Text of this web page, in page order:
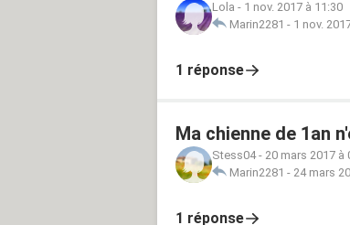
Lola - 1 nov. 2017 à 11:30
Marin2281 - 1 nov.
1 réponse
Ma chienne de 1an
Stess04- 20 mars 2017 à
Marin2281 - 24 mars
1 réponse